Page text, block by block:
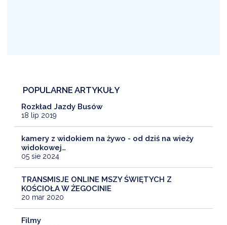
POPULARNE ARTYKUŁY
Rozkład Jazdy Busów
18 lip 2019
kamery z widokiem na żywo - od dziś na wieży
widokowej…
05 sie 2024
TRANSMISJE ONLINE MSZY ŚWIĘTYCH Z
KOŚCIOŁA W ŻEGOCINIE
20 mar 2020
Filmy